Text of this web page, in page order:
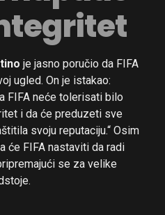
je jasno poručio da FIFA
ugled. On je istakao:
FIFA neće tolerisati bilo
i da će preduzeti sve
svoju reputaciju.“ Osim
će FIFA nastaviti da radi
se za velike